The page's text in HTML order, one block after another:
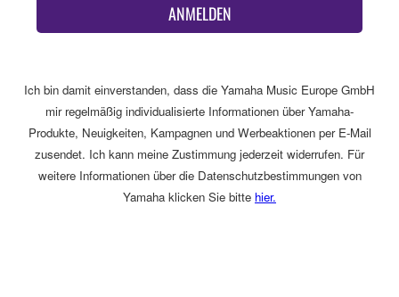
ANMELDEN
Ich bin damit einverstanden, dass die Yamaha Music Europe GmbH
mir regelmäßig individualisierte Informationen über Yamaha-
Produkte, Neuigkeiten, Kampagnen und Werbeaktionen per E-Mail
zusendet. Ich kann meine Zustimmung jederzeit widerrufen. Für
weitere Informationen über die Datenschutzbestimmungen von
Yamaha klicken Sie bitte hier.